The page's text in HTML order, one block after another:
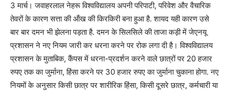
3 मार्च। जवाहरलाल नेहरू विश्वविद्यालय अपनी परिपाटी, परिवेश और वैचारिक
तेवरों के कारण सत्ता की ऑंख की किरकिरी बना हुआ है. शायद यही कारण उसे
बार बार दमन भी झेलना पड़ता है. दमन के सिलसिले की ताजा कड़ी में जेएनयू
प्रशासन ने नए नियम जारी कर धरना करने पर रोक लगा दी है। विश्वविद्यालय
प्रशासन के मुताबिक, कैंपस में धरना-प्रदर्शन करने वाले छात्रों पर 20 हजार
रुपए तक का जुर्माना, हिंसा करने पर 30 हजार रुपए का जुर्माना चुकाना होगा. नए
नियमों के अनुसार किसी छात्र पर शारीरिक हिंसा, किसी दूसरे छात्र, कर्मचारी या